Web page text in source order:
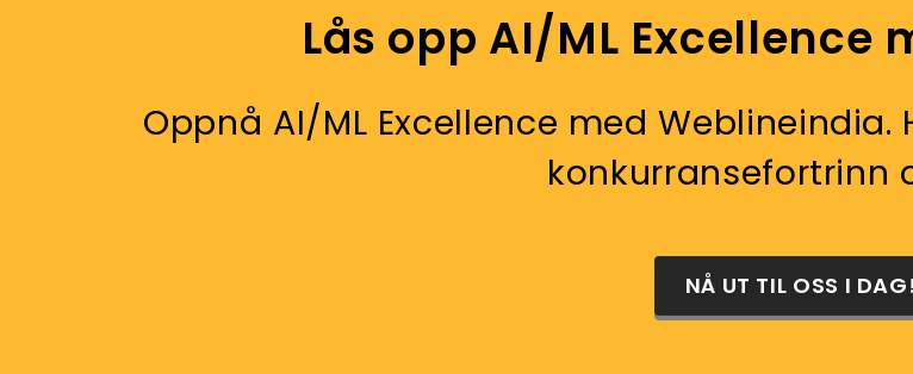
Lås opp AI/ML Excellence
Oppnå AI/ML Excellence med
konkurransefortrinn
NÅ UT TIL OSS I DAG!